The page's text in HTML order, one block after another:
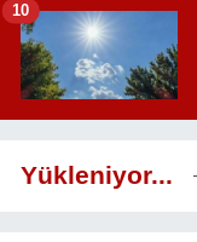
10
Yükleniyor...